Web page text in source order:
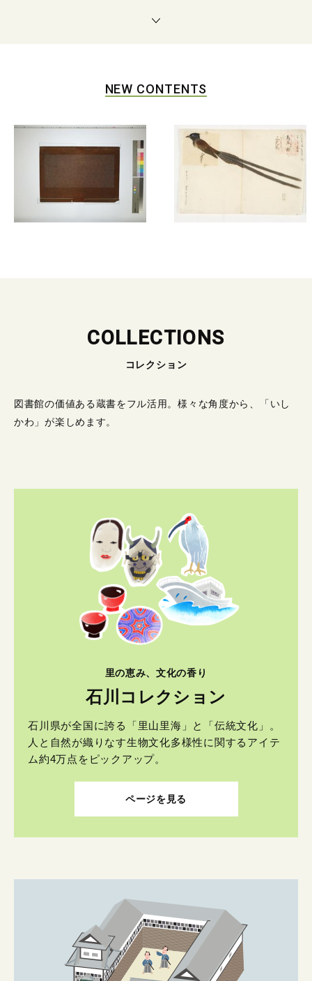
NEW CONTENTS
COLLECTIONS
コレクション
図書館の価値ある蔵書をフル活用。様々な角度から、「いし
かわ」が楽しめます。
里の恵み、文化の香り
石川コレクション
石川県が全国に誇る「里山里海」と「伝統文化」。
人と自然が織りなす生物文化多様性に関するアイテ
ム約4万点をピックアップ。
ページを見る